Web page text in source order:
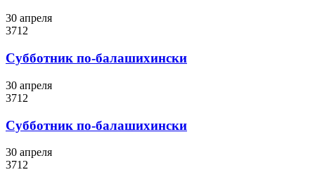
30 апреля
3712
Субботник по-балашихински
30 апреля
3712
Субботник по-балашихински
30 апреля
3712